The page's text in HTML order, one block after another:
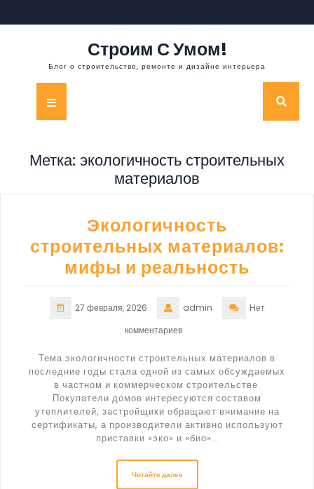
к
Строим С Умом!
Блог о строительстве, ремонте и дизайне интерьера
Кнопка
Метка: экологичность строительных
материалов
Экологичность
строительных материалов:
мифы и реальность
27 февраля, 2026 admin
Нет
комментариев
Тема экологичности строительных материалов в
последние годы стала одной из самых обсуждаемых
в частном и коммерческом строительстве.
Покупатели домов интересуются составом
утеплителей, застройщики обращают внимание на
сертификаты, а производители активно используют
приставки «эко» и «био»…
Читайте далее